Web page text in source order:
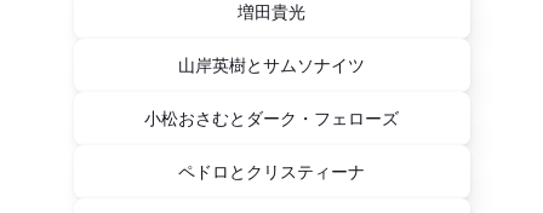
増田貴光
山岸英樹とサムソナイツ
小松おさむとダーク・フェローズ
ペドロとクリスティーナ